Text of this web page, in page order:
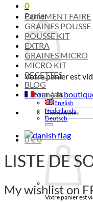
0
Panier
Votre panier est
Retour à la
Recherche
pour :
0€0
Votre panier est
COMMENT FAIRE
GRAINES POUSSE
POUSSE KIT
EXTRA
GRAINES MICRO
MICRO KIT
RECETTES
BLOG
Français
English
Nederlands
Deutsch
LISTE DE
My wishlist on